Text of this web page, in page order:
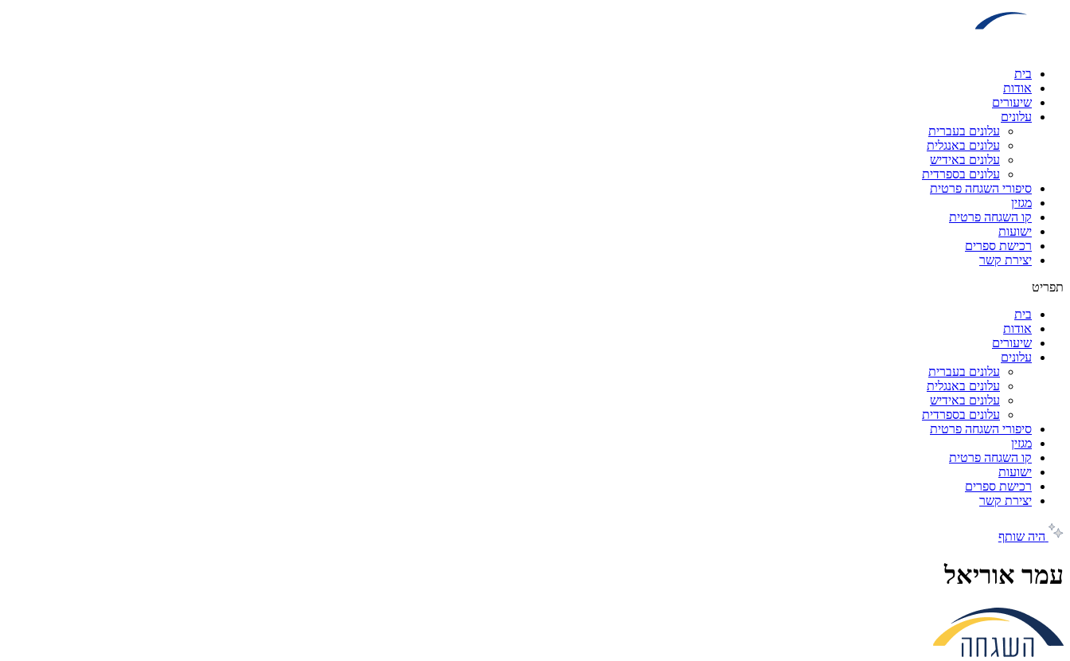
בית
אודות
שיעורים
עלונים
עלונים בעברית
עלונים באנגלית
עלונים באידיש
עלונים בספרדית
סיפורי השגחה פרטית
מגזין
קו השגחה פרטית
ישועות
רכישת ספרים
יצירת קשר
תפריט
בית
אודות
שיעורים
עלונים
עלונים בעברית
עלונים באנגלית
עלונים באידיש
עלונים בספרדית
סיפורי השגחה פרטית
מגזין
קו השגחה פרטית
ישועות
רכישת ספרים
יצירת קשר
היה שותף
עמר אוריאל